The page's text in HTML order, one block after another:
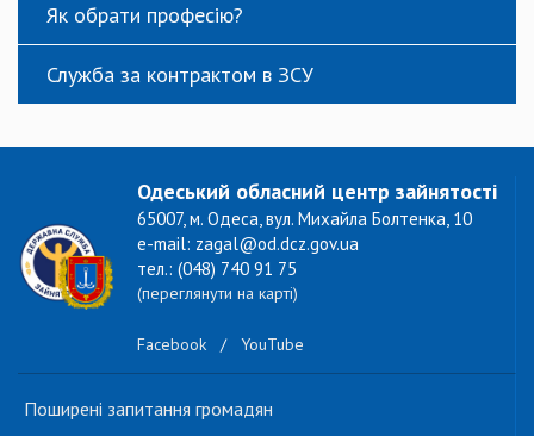
Як обрати професію?
Служба за контрактом в ЗСУ
Одеський обласний центр зайнятості
65007, м. Одеса, вул. Михайла Болтенка, 10
e-mail: zagal@od.dcz.gov.ua
тел.: (048) 740 91 75
(переглянути на карті)
Facebook / YouTube
Поширені запитання громадян